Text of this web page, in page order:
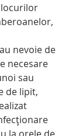
locurilor
nevoie de
necesare
sau
de lipit,